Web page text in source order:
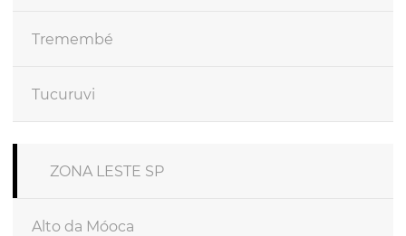
Tremembé
Tucuruvi
ZONA LESTE SP
Alto da Móoca